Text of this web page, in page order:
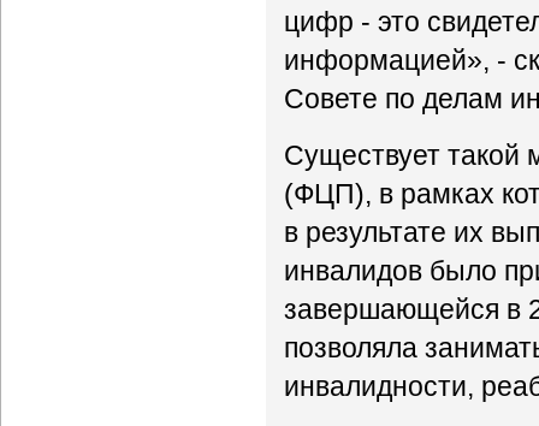
цифр - это
информацией», -
Совете по делам
Существует
(ФЦП), в рамках
в результате их
инвалидов было
завершающейся в
позволяла
инвалидности,